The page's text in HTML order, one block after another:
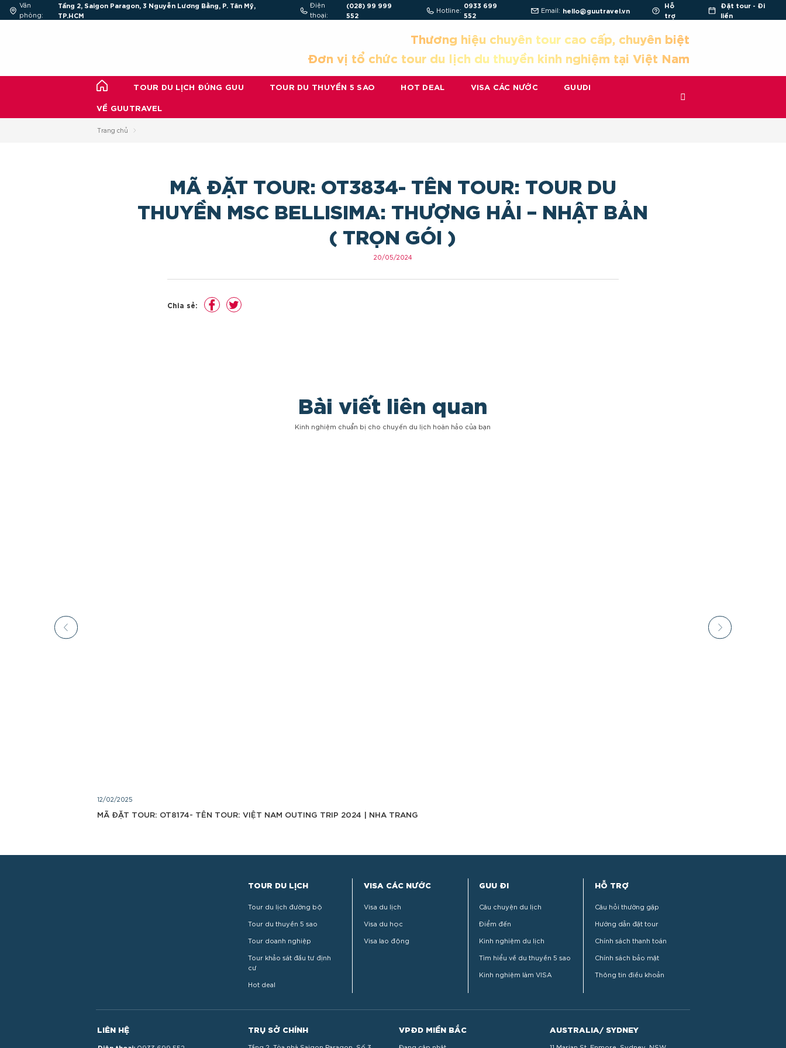
Chuyển
đến
Văn
phòng:
Tầng 2, Saigon Paragon, 3 Nguyễn Lương Bằng, P. Tân Mỹ,
TP.HCM
Điện
thoại:
(028) 99 999
552
Hotline:
0933 699
552
Email: hello@guutravel.vn
Hỗ
trợ
Đặt tour - Đi
liền
Thương hiệu chuyên tour cao cấp, chuyên biệt
Đơn vị tổ chức tour du lịch du thuyền kinh nghiệm tại Việt Nam
TOUR DU LỊCH ĐÚNG GUU TOUR DU THUYỀN 5 SAO HOT DEAL VISA CÁC NƯỚC
GUUDI
VỀ GUUTRAVEL
Trang chủ
MÃ ĐẶT TOUR: OT3834- TÊN TOUR: TOUR DU
THUYỀN MSC BELLISIMA: THƯỢNG HẢI – NHẬT BẢN
( TRỌN GÓI )
20/05/2024
Chia sẻ:
Bài viết liên quan
Kinh nghiệm chuẩn bị cho chuyến du lịch hoàn hảo của bạn
12/02/2025
MÃ ĐẶT TOUR: OT8174- TÊN TOUR: VIỆT NAM OUTING TRIP 2024 | NHA TRANG
TOUR DU LỊCH
Tour du lịch đường bộ
Tour du thuyền 5 sao
Tour doanh nghiệp
Tour khảo sát đầu tư định
cư
Hot deal
VISA CÁC NƯỚC
Visa du lịch
Visa du học
Visa lao động
GUU ĐI
Câu chuyện du lịch
Điểm đến
Kinh nghiệm du lịch
Tìm hiểu về du thuyền 5 sao
Kinh nghiệm làm VISA
HỖ TRỢ
Câu hỏi thường gặp
Hướng dẫn đặt tour
Chính sách thanh toán
Chính sách bảo mật
Thông tin điều khoản
LIÊN HỆ TRỤ SỞ CHÍNH VPĐD MIỀN BẮC AUSTRALIA/ SYDNEY